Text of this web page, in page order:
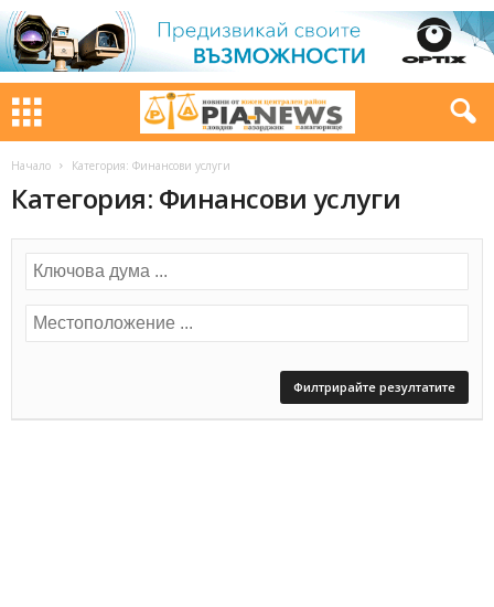
Начало Категория: Финансови услуги
Категория: Финансови услуги